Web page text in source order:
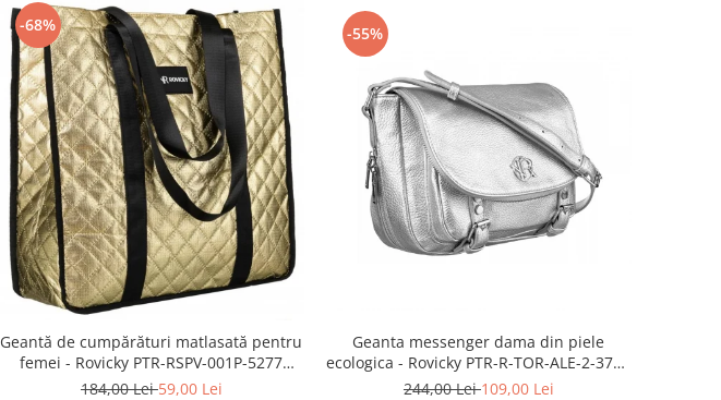
-68%
Geantă de cumpărături matlasată pentru
femei - Rovicky PTR-RSPV-001P-5277
GOLD
184,00 Lei59,00 Lei
-55%
Geanta messenger dama din piele
ecologica - Rovicky PTR-R-TOR-ALE-2-3776
SIL
244,00 Lei109,00 Lei